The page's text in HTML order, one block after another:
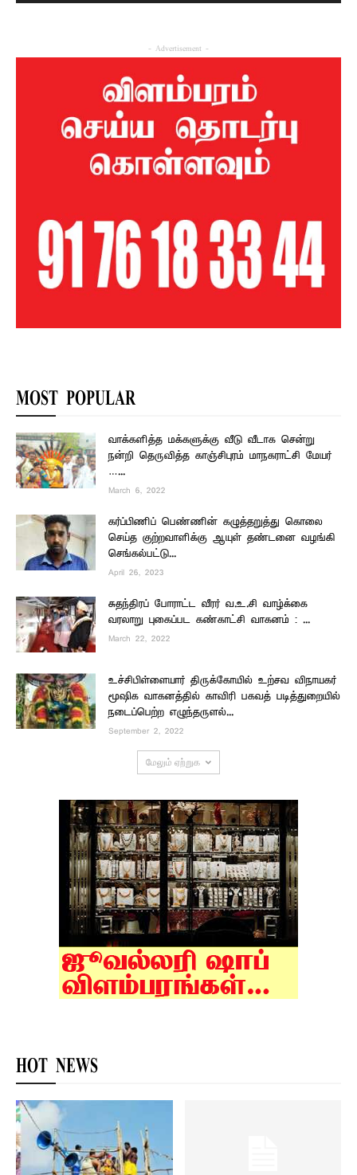
- Advertisement -
MOST POPULAR
வாக்களித்த மக்களுக்கு வீடு வீடாக சென்று
நன்றி தெருவித்த காஞ்சிபுரம் மாநகராட்சி மேயர்
…...
March 6, 2022
கர்ப்பிணிப் பெண்ணின் கழுத்தறுத்து கொலை
செய்த குற்றவாளிக்கு ஆயுள் தண்டனை வழங்கி
செங்கல்பட்டு...
April 26, 2023
சுதந்திரப் போராட்ட வீரர் வ.உ.சி வாழ்க்கை
வரலாறு புகைப்பட கண்காட்சி வாகனம் : ...
March 22, 2022
உச்சிபிள்ளையார் திருக்கோயில் உற்சவ விநாயகர்
மூஷிக வாகனத்தில் காவிரி பகவத் படித்துறையில்
நடைப்பெற்ற எழுந்தருளல்...
September 2, 2022
மேலும் ஏற்றுக
HOT NEWS